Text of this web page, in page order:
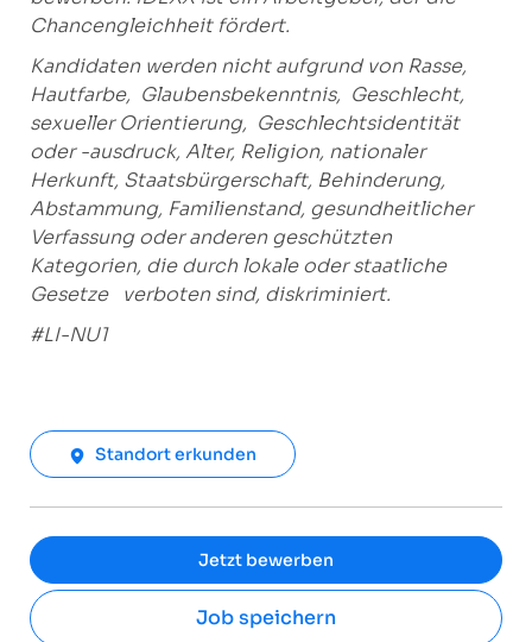
Chancengleichheit fördert.
Kandidaten werden nicht aufgrund von Rasse,
Hautfarbe, Glaubensbekenntnis, Geschlecht,
sexueller Orientierung, Geschlechtsidentität
oder -ausdruck, Alter, Religion, nationaler
Herkunft, Staatsbürgerschaft, Behinderung,
Abstammung, Familienstand, gesundheitlicher
Verfassung oder anderen geschützten
Kategorien, die durch lokale oder staatliche
Gesetze
verboten sind, diskriminiert.
#LI-NU1
Standort erkunden
Jetzt bewerben
Job speichern